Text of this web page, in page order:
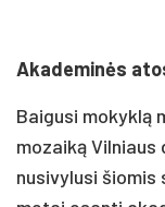
Akademinės
Baigusi mokyklą
mozaiką
nusivylusi